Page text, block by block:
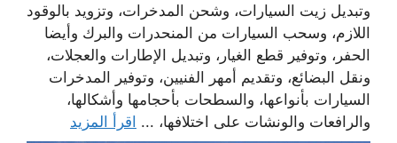
وتبديل زيت السيارات، وشحن المدخرات، وتزويد بالوقود
اللازم، وسحب السيارات من المنحدرات والبرك وأيضا
الحفر، وتوفير قطع الغيار، وتبديل الإطارات والعجلات،
ونقل البضائع، وتقديم أمهر الفنيين، وتوفير المدخرات
السيارات بأنواعها، والسطحات بأحجامها وأشكالها،
والرافعات والونشات على اختلافها، ... اقرأ المزيد